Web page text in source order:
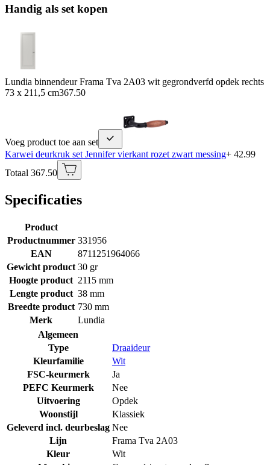
Handig als set kopen
Lundia binnendeur Frama Tva 2A03 wit gegrondverfd opdek rechts
73 x 211,5 cm367.50
Voeg product toe aan set
Karwei deurkruk set Jennifer vierkant rozet zwart messing+ 42.99
Totaal 367.50
Specificaties
Product
Productnummer 331956
EAN
8711251964066
Gewicht product 30 gr
Hoogte product 2115 mm
Lengte product 38 mm
Breedte product 730 mm
Merk
Lundia
Algemeen
Type
Draaideur
Kleurfamilie
Wit
FSC-keurmerk
Ja
PEFC Keurmerk
Nee
Uitvoering
Opdek
Woonstijl
Klassiek
Geleverd incl. deurbeslag Nee
Lijn
Frama Tva 2A03
Kleur
Wit